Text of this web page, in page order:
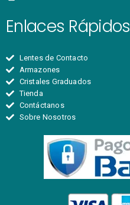
Enlaces Rápidos
Lentes de Contacto
Armazones
Cristales Graduados
Tienda
Contáctanos
Sobre Nosotros